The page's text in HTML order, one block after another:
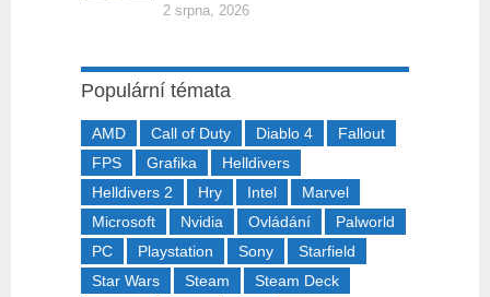
2 srpna, 2026
Populární témata
AMD Call of Duty Diablo 4
Fallout
FPS
Grafika
Helldivers
Helldivers 2
Hry Intel
Marvel
Microsoft
Nvidia Ovládání
Palworld
PC
Playstation Sony
Starfield
Star Wars
Steam
Steam Deck